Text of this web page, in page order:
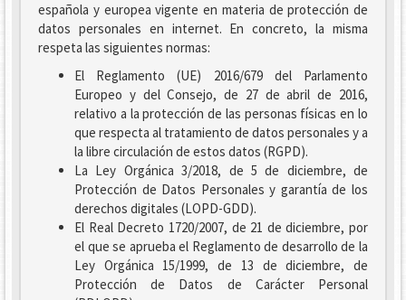
española y europea vigente en materia de protección de
datos personales en internet. En concreto, la misma
respeta las siguientes normas:
El Reglamento (UE) 2016/679 del Parlamento
Europeo y del Consejo, de 27 de abril de 2016,
relativo a la protección de las personas físicas en lo
que respecta al tratamiento de datos personales y a
la libre circulación de estos datos (RGPD).
La Ley Orgánica 3/2018, de 5 de diciembre, de
Protección de Datos Personales y garantía de los
derechos digitales (LOPD-GDD).
El Real Decreto 1720/2007, de 21 de diciembre, por
el que se aprueba el Reglamento de desarrollo de la
Ley Orgánica 15/1999, de 13 de diciembre, de
Protección de Datos de Carácter Personal